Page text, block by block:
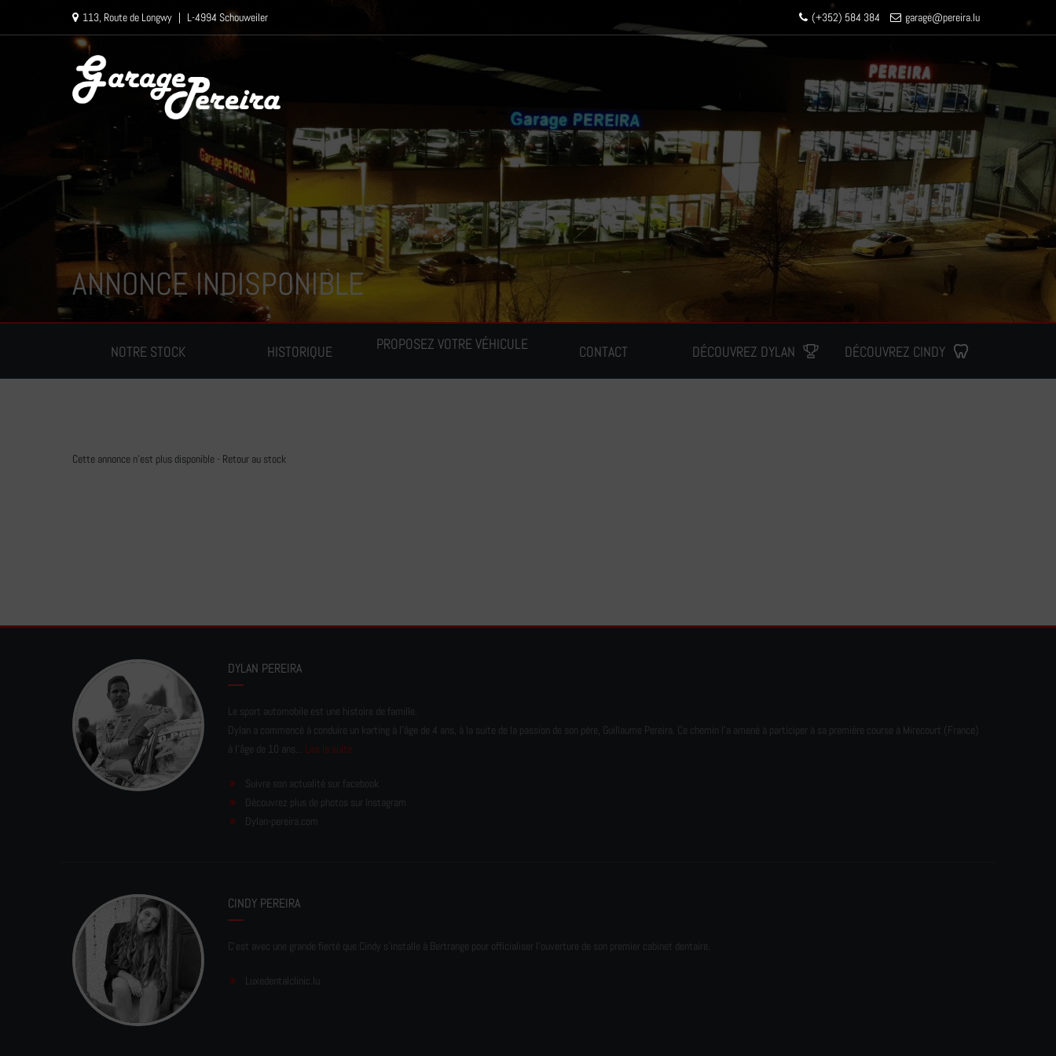
113, Route de Longwy | L-4994 Schouweiler (+352) 584 384 garage@pereira.lu
NOTRE STOCK HISTORIQUE PROPOSEZ VOTRE VÉHICULE CONTACT DÉCOUVREZ DYLAN DÉCOUVREZ CINDY
ANNONCE INDISPONIBLE
Cette annonce n'est plus disponible - Retour au stock
DYLAN PEREIRA
Le sport automobile est une histoire de famille.
Dylan a commencé à conduire un karting à l’âge de 4 ans, à la suite de la passion de son père, Guillaume Pereira. Ce chemin l'a amené à participer à sa première course à Mirecourt (France)
à l'âge de 10 ans... Lire la suite
Suivre son actualité sur facebook
Découvrez plus de photos sur Instagram
Dylan-pereira.com
CINDY PEREIRA
C'est avec une grande fierté que Cindy s'installe à Bertrange pour officialiser l'ouverture de son premier cabinet dentaire.
Luxedentalclinic.lu